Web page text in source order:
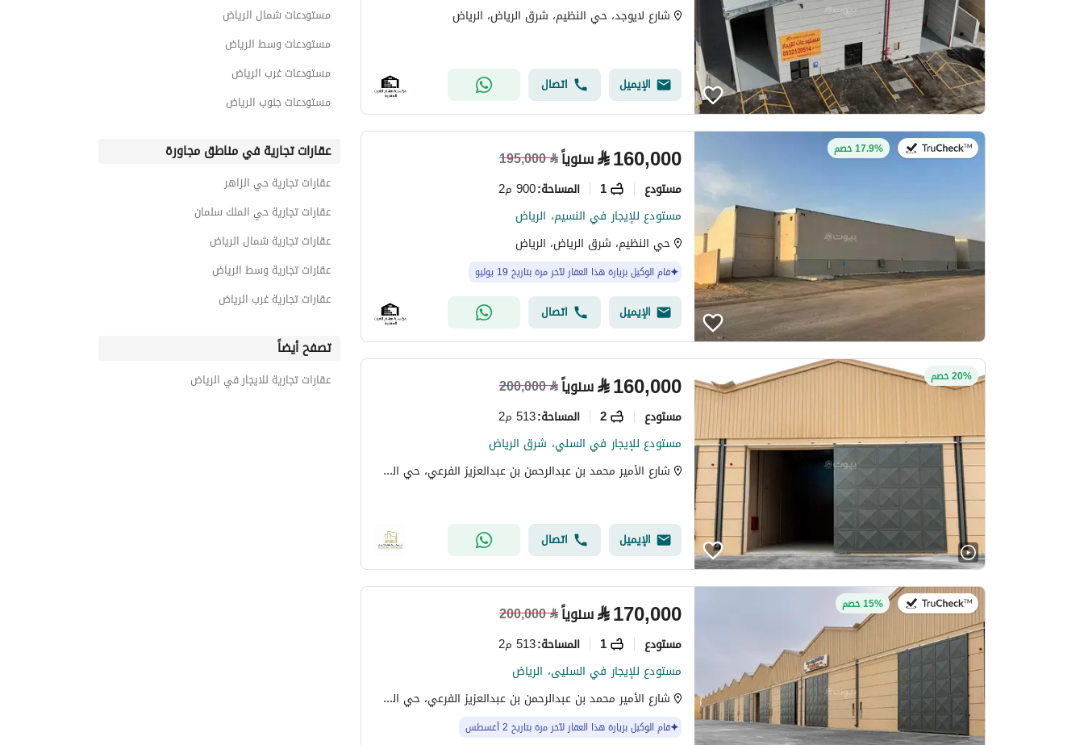
شارع لايوجد، حي النظيم، شرق الرياض، الرياض
الإيميل اتصال
في:19 يوليو 202617.9% خصم ⃁160,000 سنوياً⃁
195,000
مستودع 1 المساحة:900 م2
مستودع للإيجار في النسيم، الرياض
حي النظيم، شرق الرياض، الرياض
قام الوكيل بزيارة هذا العقار لآخر مرة بتاريخ 19 يوليو
الإيميل اتصال
20% خصم ⃁160,000 سنوياً⃁
200,000
مستودع 2 المساحة:513 م2
مستودع للإيجار في السلي، شرق الرياض
شارع الأمير محمد بن عبدالرحمن بن عبدالعزيز الفرعي، حي السلي، شرق الرياض، الرياض
الإيميل اتصال
في:2 أغسطس 202615% خصم ⃁170,000 سنوياً⃁
200,000
مستودع 1 المساحة:513 م2
مستودع للإيجار في السليى، الرياض
شارع الأمير محمد بن عبدالرحمن بن عبدالعزيز الفرعي، حي السلي، شرق الرياض، الرياض
قام الوكيل بزيارة هذا العقار لآخر مرة بتاريخ 2 أغسطس
مستودعات حي النفل
مستودعات شمال الرياض
مستودعات وسط الرياض
مستودعات غرب الرياض
مستودعات جنوب الرياض
عقارات تجارية في مناطق مجاورة
عقارات تجارية حي الزاهر
عقارات تجارية حي الملك سلمان
عقارات تجارية شمال الرياض
عقارات تجارية وسط الرياض
عقارات تجارية غرب الرياض
تصفح أيضاً
عقارات تجارية للايجار في الرياض